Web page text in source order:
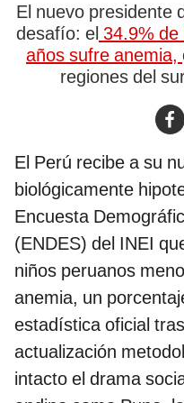
El nuevo presidente
desafío: el 34.9% de
años sufre anemia,
regiones del
El Perú recibe a su
biológicamente
Encuesta
(ENDES) del INEI
niños peruanos
anemia, un
estadística oficial
actualización
intacto el drama